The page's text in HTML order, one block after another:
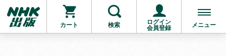
カート 検索
ログイン
会員登録
メニュー